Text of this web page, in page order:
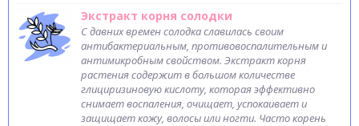
Экстракт корня солодки
С давних времен солодка славилась своим
антибактериальным, противовоспалительным и
антимикробным свойством. Экстракт корня
растения содержит в большом количестве
глициризиновую кислоту, которая эффективно
снимает воспаления, очищает, успокаивает и
защищает кожу, волосы или ногти. Часто корень